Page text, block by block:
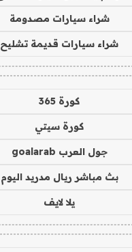
شراء سيارات مصدومة
شراء سيارات قديمة تشليح
كورة 365
كورة سيتي
جول العرب goalarab
بث مباشر ريال مدريد اليوم
يلا لايف